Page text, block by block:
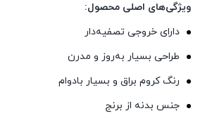
ویژگی‌های اصلی محصول:
دارای خروجی تصفیه‌دار
طراحی بسیار به‌روز و مدرن
رنگ کروم براق و بسیار بادوام
جنس بدنه از برنج